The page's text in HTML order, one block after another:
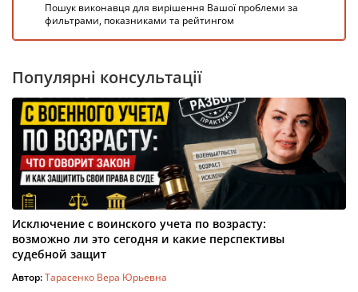
Пошук виконавця для вирішення Вашої проблеми за
фильтрами, показниками та рейтингом
Популярні консультації
Исключение с воинского учета по возрасту:
возможно ли это сегодня и какие перспективы
судебной защит
Автор:Тарасенко Вера Юрьевна